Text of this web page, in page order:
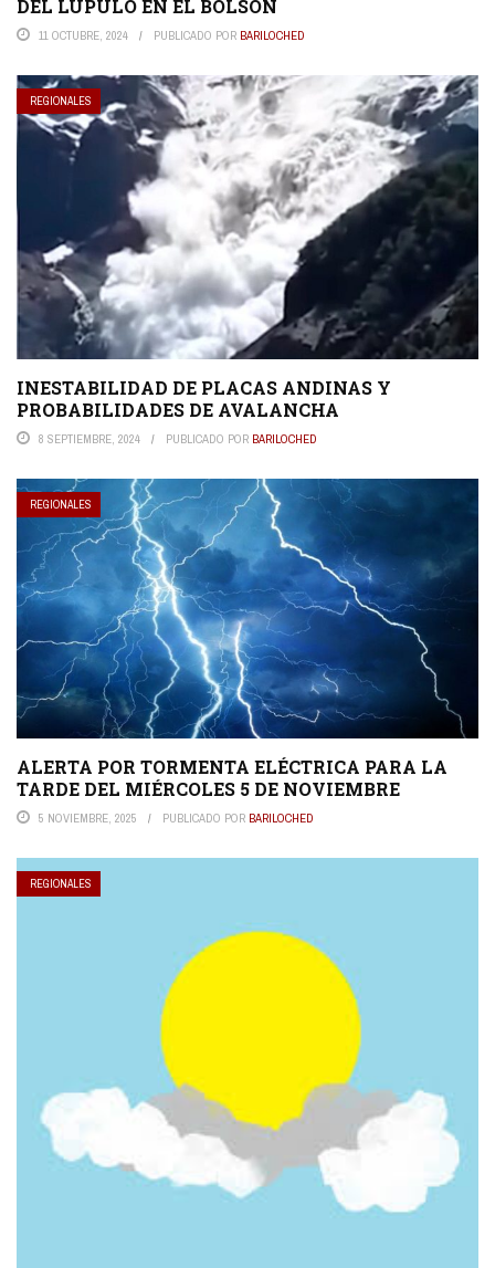
DEL LÚPULO EN EL BOLSÓN
11 OCTUBRE, 2024 PUBLICADO POR BARILOCHED
REGIONALES
INESTABILIDAD DE PLACAS ANDINAS Y
PROBABILIDADES DE AVALANCHA
8 SEPTIEMBRE, 2024 PUBLICADO POR BARILOCHED
REGIONALES
ALERTA POR TORMENTA ELÉCTRICA PARA LA
TARDE DEL MIÉRCOLES 5 DE NOVIEMBRE
5 NOVIEMBRE, 2025 PUBLICADO POR BARILOCHED
REGIONALES